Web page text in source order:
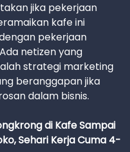
jika pekerjaan
kafe ini
pekerjaan
netizen yang
strategi marketing
beranggapan jika
dalam bisnis.
di Kafe Sampai
Sehari Kerja Cuma 4-